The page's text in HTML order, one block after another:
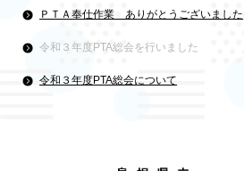
ＰＴＡ奉仕作業 ありがとうございました
令和３年度PTA総会を行いました
令和３年度PTA総会について